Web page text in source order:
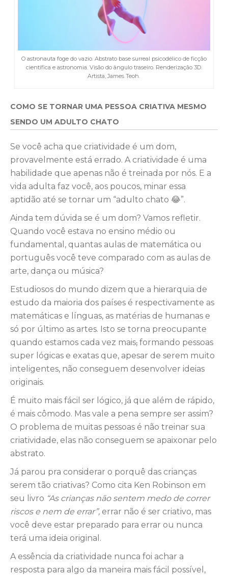
O astronauta foge do vazio. Abstrato base surreal psicodélico de ficção
científica e astronomia. Visão do ângulo traseiro. Renderização 3D.
Artista, James Teoh.
COMO SE TORNAR UMA PESSOA CRIATIVA MESMO
SENDO UM ADULTO CHATO
Se você acha que criatividade é um dom,
provavelmente está errado. A criatividade é uma
habilidade que apenas não é treinada por nós. E a
vida adulta faz você, aos poucos, minar essa
aptidão até se tornar um “adulto chato 😂”.
Ainda tem dúvida se é um dom? Vamos refletir.
Quando você estava no ensino médio ou
fundamental, quantas aulas de matemática ou
português você teve comparado com as aulas de
arte, dança ou música?
Estudiosos do mundo dizem que a hierarquia de
estudo da maioria dos países é respectivamente as
matemáticas e línguas, as matérias de humanas e
só por último as artes. Isto se torna preocupante
quando estamos cada vez mais, formando pessoas
super lógicas e exatas que, apesar de serem muito
inteligentes, não conseguem desenvolver ideias
originais.
É muito mais fácil ser lógico, já que além de rápido,
é mais cômodo. Mas vale a pena sempre ser assim?
O problema de muitas pessoas é não treinar sua
criatividade, elas não conseguem se apaixonar pelo
abstrato.
Já parou pra considerar o porquê das crianças
serem tão criativas? Como cita Ken Robinson em
seu livro “As crianças não sentem medo de correr
riscos e nem de errar”, errar não é ser criativo, mas
você deve estar preparado para errar ou nunca
terá uma ideia original.
A essência da criatividade nunca foi achar a
resposta para algo da maneira mais fácil possível,